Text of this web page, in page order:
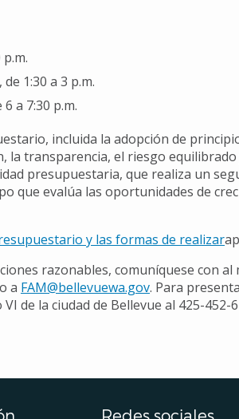
1:30 a 3 p.m.
a 7:30 p.m.
incluida la adopción de
la transparencia, el riesgo equilibrado
presupuestaria, que realiza un
que evalúa las oportunidades de
y las formas de realizar
razonables, comuníquese con al
a FAM@bellevuewa.gov. Para
de la ciudad de Bellevue al 425-452-